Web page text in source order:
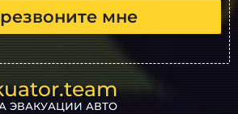
мне
ЭВАКУАЦИИ АВТО